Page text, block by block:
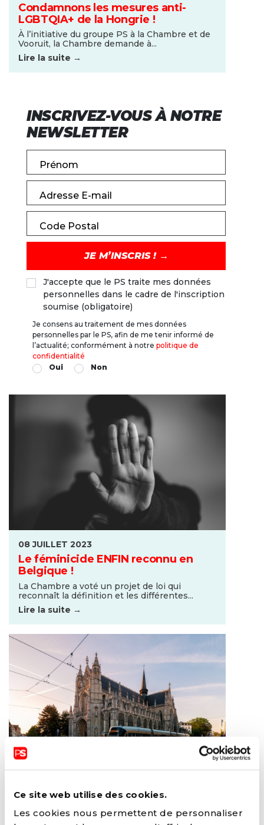
Ce site web utilise des cookies.
Les cookies nous permettent de personnaliser
Condamnons les mesures anti-
LGBTQIA+ de la Hongrie !
À l’initiative du groupe PS à la Chambre et de
Vooruit, la Chambre demande à...
Lire la suite →
INSCRIVEZ-VOUS À NOTRE
NEWSLETTER
Prénom
Adresse E-mail
Code Postal
J'accepte que le PS traite mes données
personnelles dans le cadre de l'inscription
soumise (obligatoire)
Je consens au traitement de mes données
personnelles par le PS, afin de me tenir informé de
l’actualité; conformément à notre politique de
confidentialité
Oui
Non
08 JUILLET 2023
Le féminicide ENFIN reconnu en
Belgique !
La Chambre a voté un projet de loi qui
reconnaît la définition et les différentes...
Lire la suite →
De nouvelles mesures au 1er juillet
Découvrez les nouvelles mesures qui